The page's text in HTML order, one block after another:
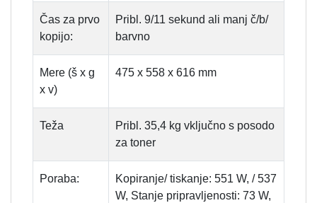
Čas za prvo
kopijo:
Pribl. 9/11 sekund ali manj č/b/
barvno
Mere (š x g
x v)
475 x 558 x 616 mm
Teža
Pribl. 35,4 kg vključno s posodo
za toner
Poraba:
Kopiranje/ tiskanje: 551 W, / 537
W, Stanje pripravljenosti: 73 W,